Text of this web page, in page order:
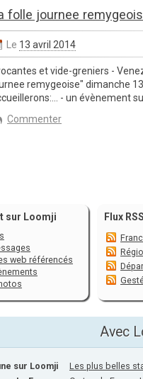
folle journee
Le 13 avril 2014
et vide-greniers -
remygeoise" dimanche
- un évènement
Commenter
sur Loomji
web référencés
Flux RSS
Avec
sur Loomji
Les plus belles